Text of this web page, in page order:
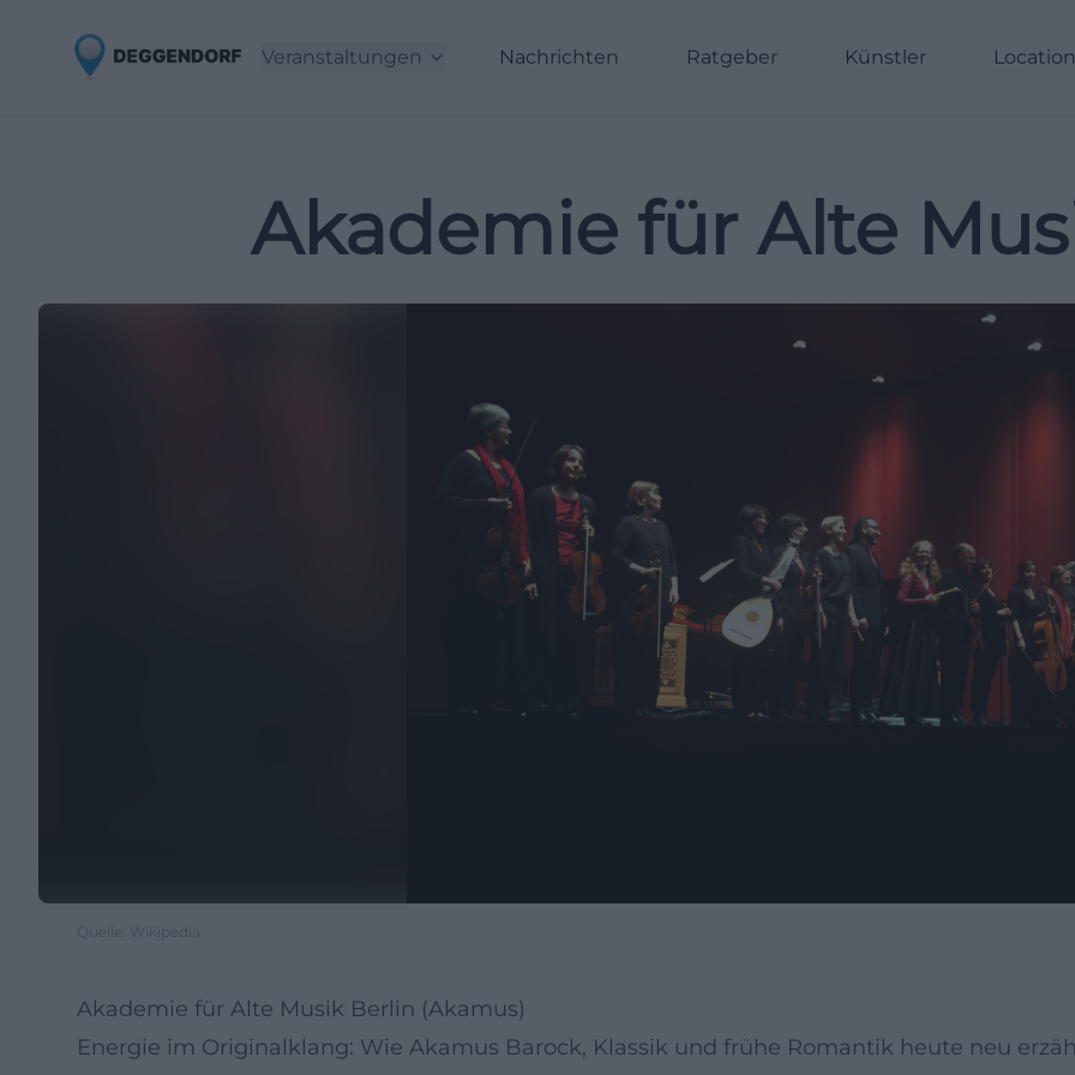
Veranstaltungen Nachrichten Ratgeber Künstler
Akademie für Alte
Quelle: Wikipedia
Akademie für Alte Musik Berlin (Akamus)
Energie im Originalklang: Wie Akamus Barock, Klassik und frühe Romantik heute neu